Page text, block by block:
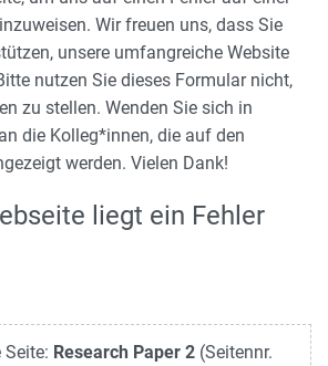
Wir freuen uns, dass Sie
unsere umfangreiche Website
nutzen Sie dieses Formular nicht,
zu stellen. Wenden Sie sich in
die Kolleg*innen, die auf den
werden. Vielen Dank!
liegt ein Fehler
Seite: Research Paper 2 (Seitennr.